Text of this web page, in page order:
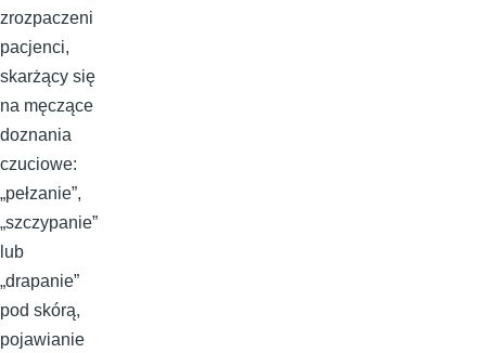
zrozpaczeni
pacjenci,
skarżący się
na męczące
doznania
czuciowe:
„pełzanie”,
„szczypanie”
lub
„drapanie”
pod skórą,
pojawianie